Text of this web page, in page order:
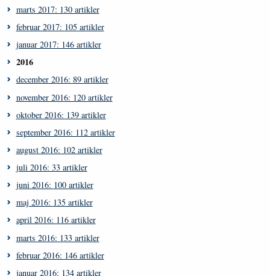
marts 2017: 130 artikler
februar 2017: 105 artikler
januar 2017: 146 artikler
2016
december 2016: 89 artikler
november 2016: 120 artikler
oktober 2016: 139 artikler
september 2016: 112 artikler
august 2016: 102 artikler
juli 2016: 33 artikler
juni 2016: 100 artikler
maj 2016: 135 artikler
april 2016: 116 artikler
marts 2016: 133 artikler
februar 2016: 146 artikler
januar 2016: 134 artikler